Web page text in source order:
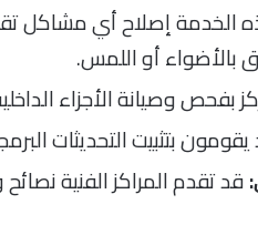
إصلاح أي مشاكل
بالأضواء أو اللمس.
بفحص وصيانة الأجزاء
بتثبيت التحديثات
قد تقدم المراكز الفنية